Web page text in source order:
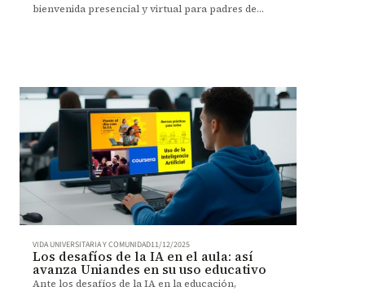
bienvenida presencial y virtual para padres de
VIDA UNIVERSITARIA Y COMUNIDAD11/12/2025
Los desafíos de la IA en el aula: así
avanza Uniandes en su uso educativo
Ante los desafíos de la IA en la educación,